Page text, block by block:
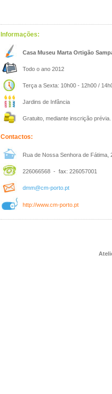
Informações:
Casa Museu Marta Ortigão
Todo o ano 2012
Terça a Sexta: 10h00 - 12h00 /
Jardins de Infância
Gratuito, mediante inscrição prévia.
Contactos:
Rua de Nossa Senhora de Fátima,
226066568 - fax: 226057001
dmm@cm-porto.pt
http://www.cm-porto.pt